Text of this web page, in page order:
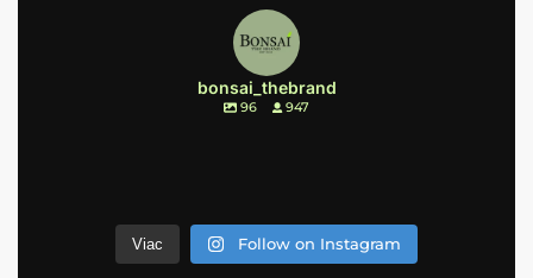
bonsai_thebrand
96 947
Viac Follow on Instagram